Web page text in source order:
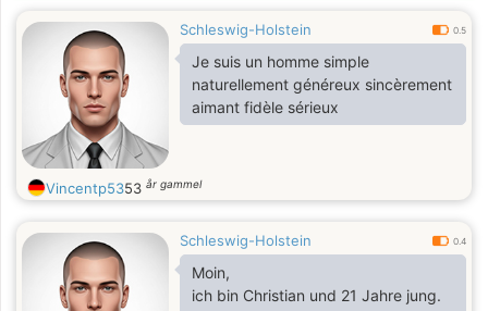
Schleswig-Holstein 0.5
Je suis un homme simple
naturellement généreux sincèrement
aimant fidèle sérieux
Vincentp5353 år gammel
Schleswig-Holstein 0.4
Moin,
ich bin Christian und 21 Jahre jung.